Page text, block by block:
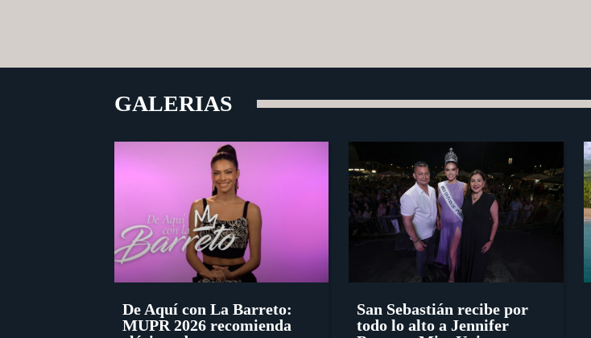
GALERIAS
De Aquí con La Barreto:
MUPR 2026 recomienda
San Sebastián recibe por
todo lo alto a Jennifer